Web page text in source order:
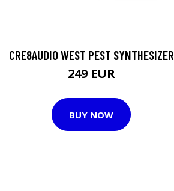
CRE8AUDIO WEST PEST SYNTHESIZER
249 EUR
BUY NOW